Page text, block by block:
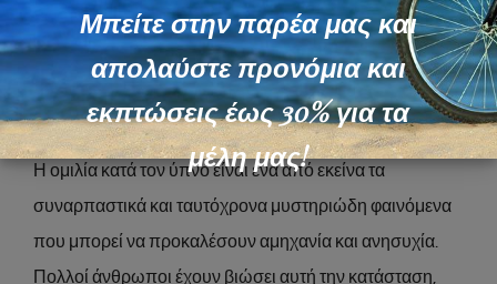
Μιλάτε στον ύπνο σας; Ποιες Είναι οι
Κρυφές Αιτίες – Συμπτώματα και Λύσεις για
μια Ήρεμη Νύχτα
Η ομιλία κατά τον ύπνο είναι ένα από εκείνα τα
συναρπαστικά και ταυτόχρονα μυστηριώδη φαινόμενα
που μπορεί να προκαλέσουν αμηχανία και ανησυχία.
Πολλοί άνθρωποι έχουν βιώσει αυτή την κατάσταση,
Μπείτε στην παρέα μας και
απολαύστε προνόμια και
εκπτώσεις έως 30% για τα
μέλη μας!